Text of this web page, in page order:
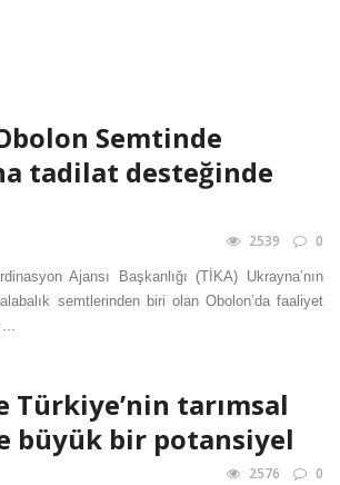
Semtinde
tadilat desteğinde
2539 0
Ajansı Başkanlığı (TİKA) Ukrayna’nın
semtlerinden biri olan Obolon’da faaliyet
Türkiye’nin tarımsal
büyük bir potansiyel
2576 0